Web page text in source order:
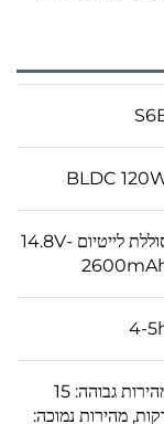
BLDC
סוללת לייטיום 14.8V-
4-
מהירות גבוהה: 15
מהירות נמוכה: